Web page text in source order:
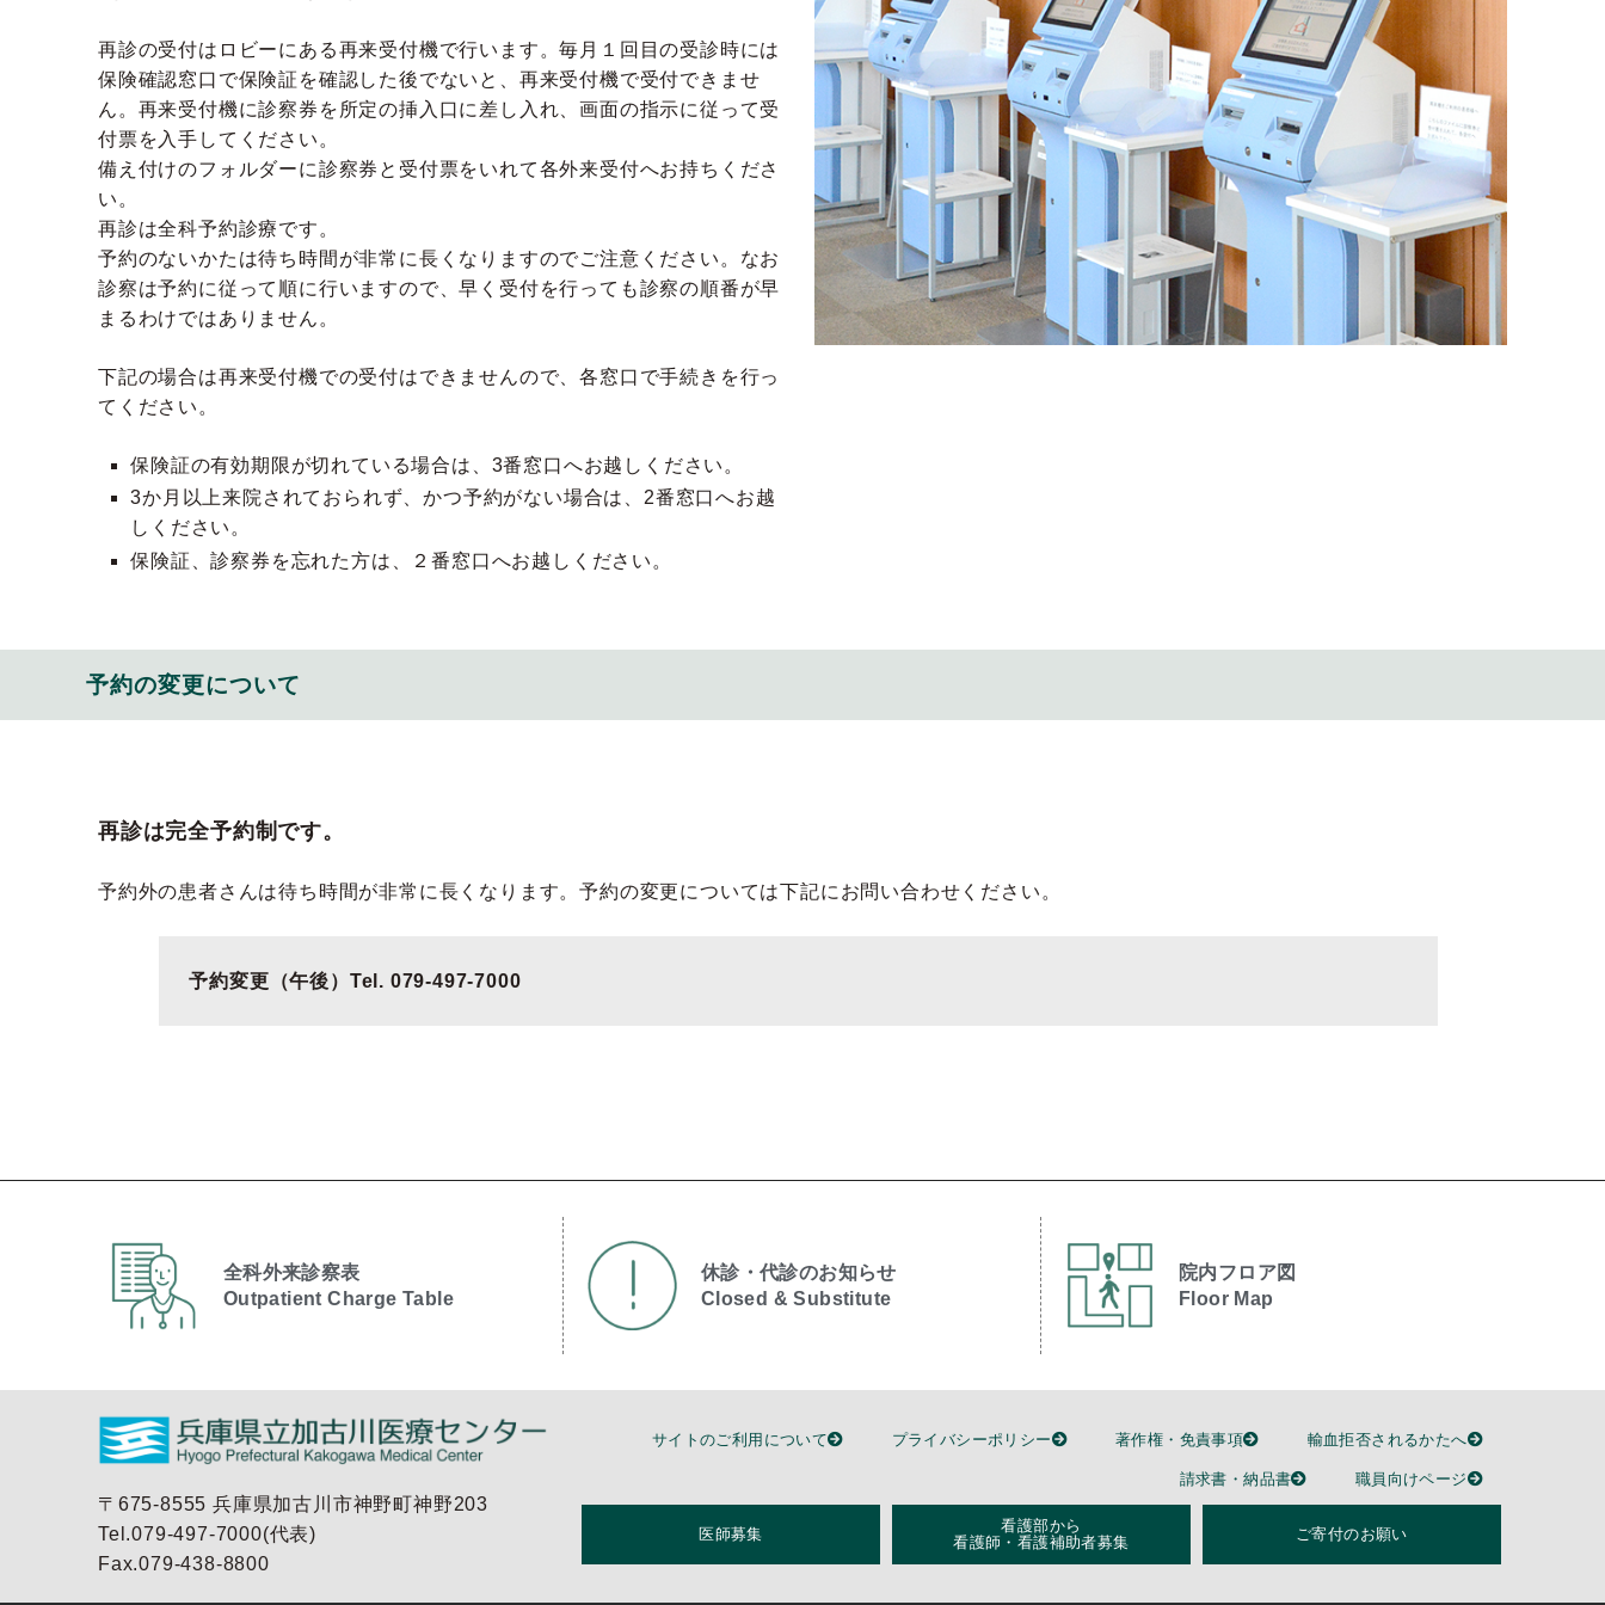
再診の受付はロビーにある再来受付機で行います。毎月１回目の受診時には
保険確認窓口で保険証を確認した後でないと、再来受付機で受付できませ
ん。再来受付機に診察券を所定の挿入口に差し入れ、画面の指示に従って受
付票を入手してください。
備え付けのフォルダーに診察券と受付票をいれて各外来受付へお持ちくださ
い。
再診は全科予約診療です。
予約のないかたは待ち時間が非常に長くなりますのでご注意ください。なお
診察は予約に従って順に行いますので、早く受付を行っても診察の順番が早
まるわけではありません。
下記の場合は再来受付機での受付はできませんので、各窓口で手続きを行っ
てください。
保険証の有効期限が切れている場合は、3番窓口へお越しください。
3か月以上来院されておられず、かつ予約がない場合は、2番窓口へお越
しください。
保険証、診察券を忘れた方は、２番窓口へお越しください。
予約の変更について
再診は完全予約制です。
予約外の患者さんは待ち時間が非常に長くなります。予約の変更については下記にお問い合わせください。
予約変更（午後）Tel. 079-497-7000
全科外来診察表
Outpatient Charge Table​
休診・代診のお知らせ
Closed & Substitute​
院内フロア図
Floor Map
〒675-8555 兵庫県加古川市神野町神野203
Tel.079-497-7000(代表)
Fax.079-438-8800
サイトのご利用について プライバシーポリシー 著作権・免責事項 輸血拒否されるかたへ
請求書・納品書 職員向けページ
医師募集
看護部から
看護師・看護補助者募集
ご寄付のお願い